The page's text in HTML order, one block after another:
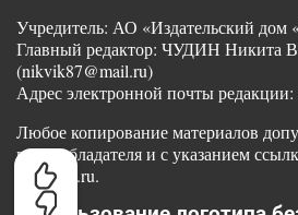
Учредитель: АО «Издательский дом
Главный редактор: ЧУДИН Никита
(nikvik87@mail.ru)
Адрес электронной почты редакции:
Любое копирование материалов
правообладателя и с указанием
www.ug.ru.